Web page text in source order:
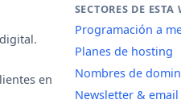
en
SECTORES DE ESTA
Programación a
Planes de hosting
Nombres de
Newsletter & email